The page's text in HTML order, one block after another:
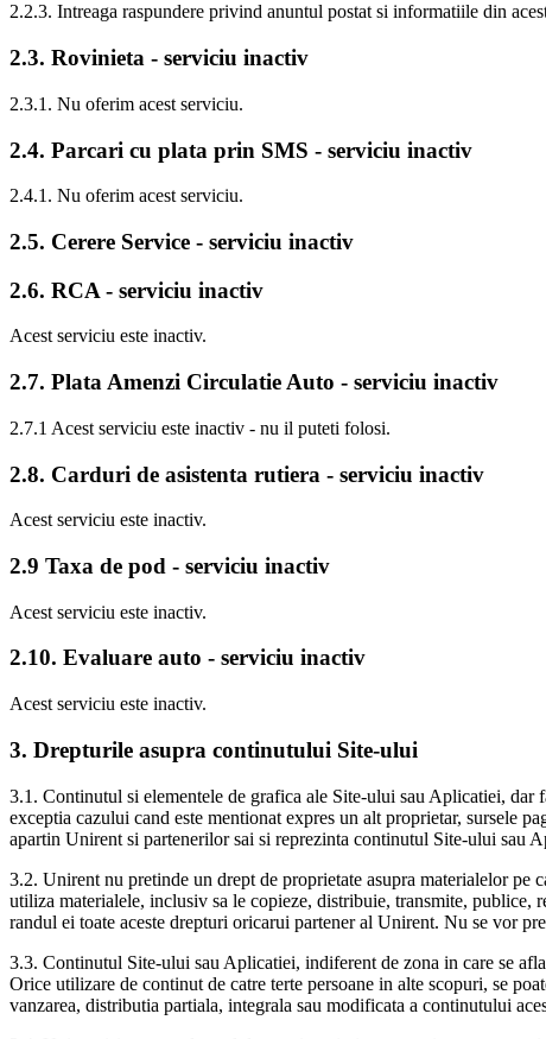
2.2.3. Intreaga raspundere privind anuntul postat si informatiile din
2.3. Rovinieta - serviciu inactiv
2.3.1. Nu oferim acest serviciu.
2.4. Parcari cu plata prin SMS - serviciu inactiv
2.4.1. Nu oferim acest serviciu.
2.5. Cerere Service - serviciu inactiv
2.6. RCA - serviciu inactiv
Acest serviciu este inactiv.
2.7. Plata Amenzi Circulatie Auto - serviciu inactiv
2.7.1 Acest serviciu este inactiv - nu il puteti folosi.
2.8. Carduri de asistenta rutiera - serviciu inactiv
Acest serviciu este inactiv.
2.9 Taxa de pod - serviciu inactiv
Acest serviciu este inactiv.
2.10. Evaluare auto - serviciu inactiv
Acest serviciu este inactiv.
3. Drepturile asupra continutului Site-ului
3.1. Continutul si elementele de grafica ale Site-ului sau Aplicatiei,
exceptia cazului cand este mentionat expres un alt proprietar, sursele
apartin Unirent si partenerilor sai si reprezinta continutul Site-ului sau
3.2. Unirent nu pretinde un drept de proprietate asupra materialelor pe
utiliza materialele, inclusiv sa le copieze, distribuie, transmite, publice,
randul ei toate aceste drepturi oricarui partener al Unirent. Nu se vor
3.3. Continutul Site-ului sau Aplicatiei, indiferent de zona in care se
Orice utilizare de continut de catre terte persoane in alte scopuri, se
vanzarea, distributia partiala, integrala sau modificata a continutului